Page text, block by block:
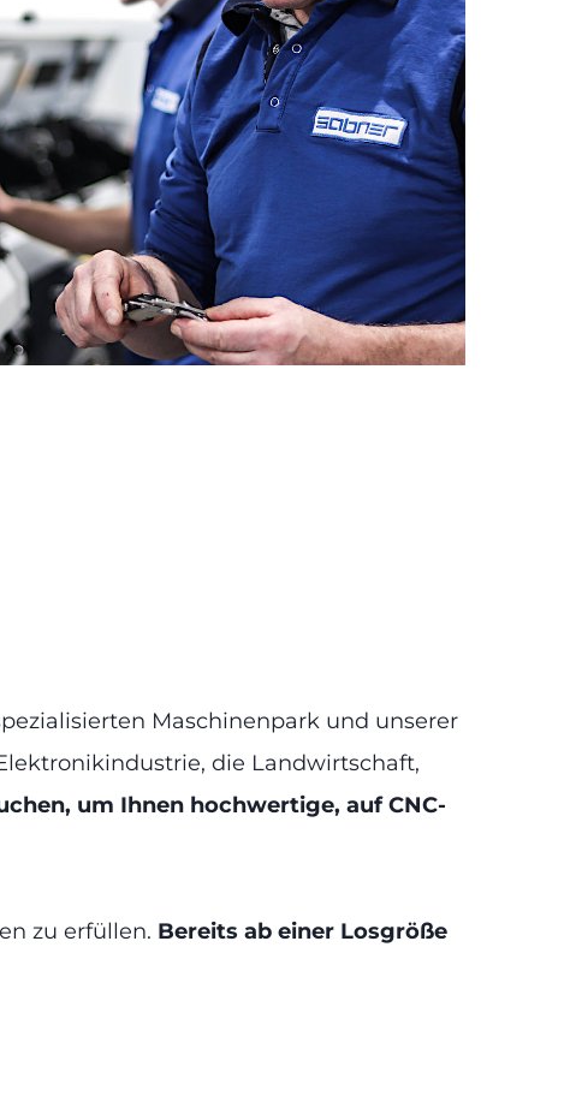
Maschinenpark und unserer
die Landwirtschaft,
um Ihnen hochwertige, auf CNC-
zu erfüllen. Bereits ab einer Losgröße